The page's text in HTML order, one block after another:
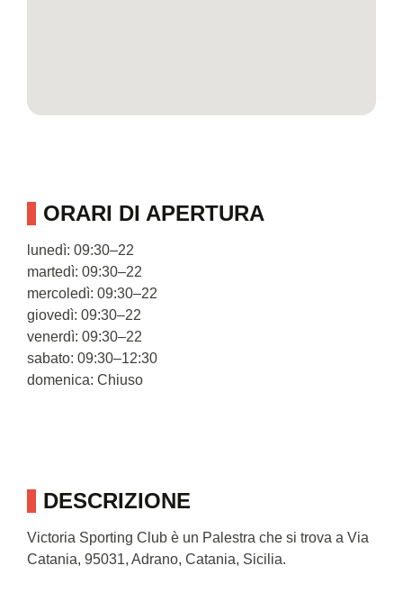
DESCRIZIONE
Victoria Sporting Club è un Palestra che si trova a Via
Catania, 95031, Adrano, Catania, Sicilia.
ORARI DI APERTURA
lunedì: 09:30–22
martedì: 09:30–22
mercoledì: 09:30–22
giovedì: 09:30–22
venerdì: 09:30–22
sabato: 09:30–12:30
domenica: Chiuso